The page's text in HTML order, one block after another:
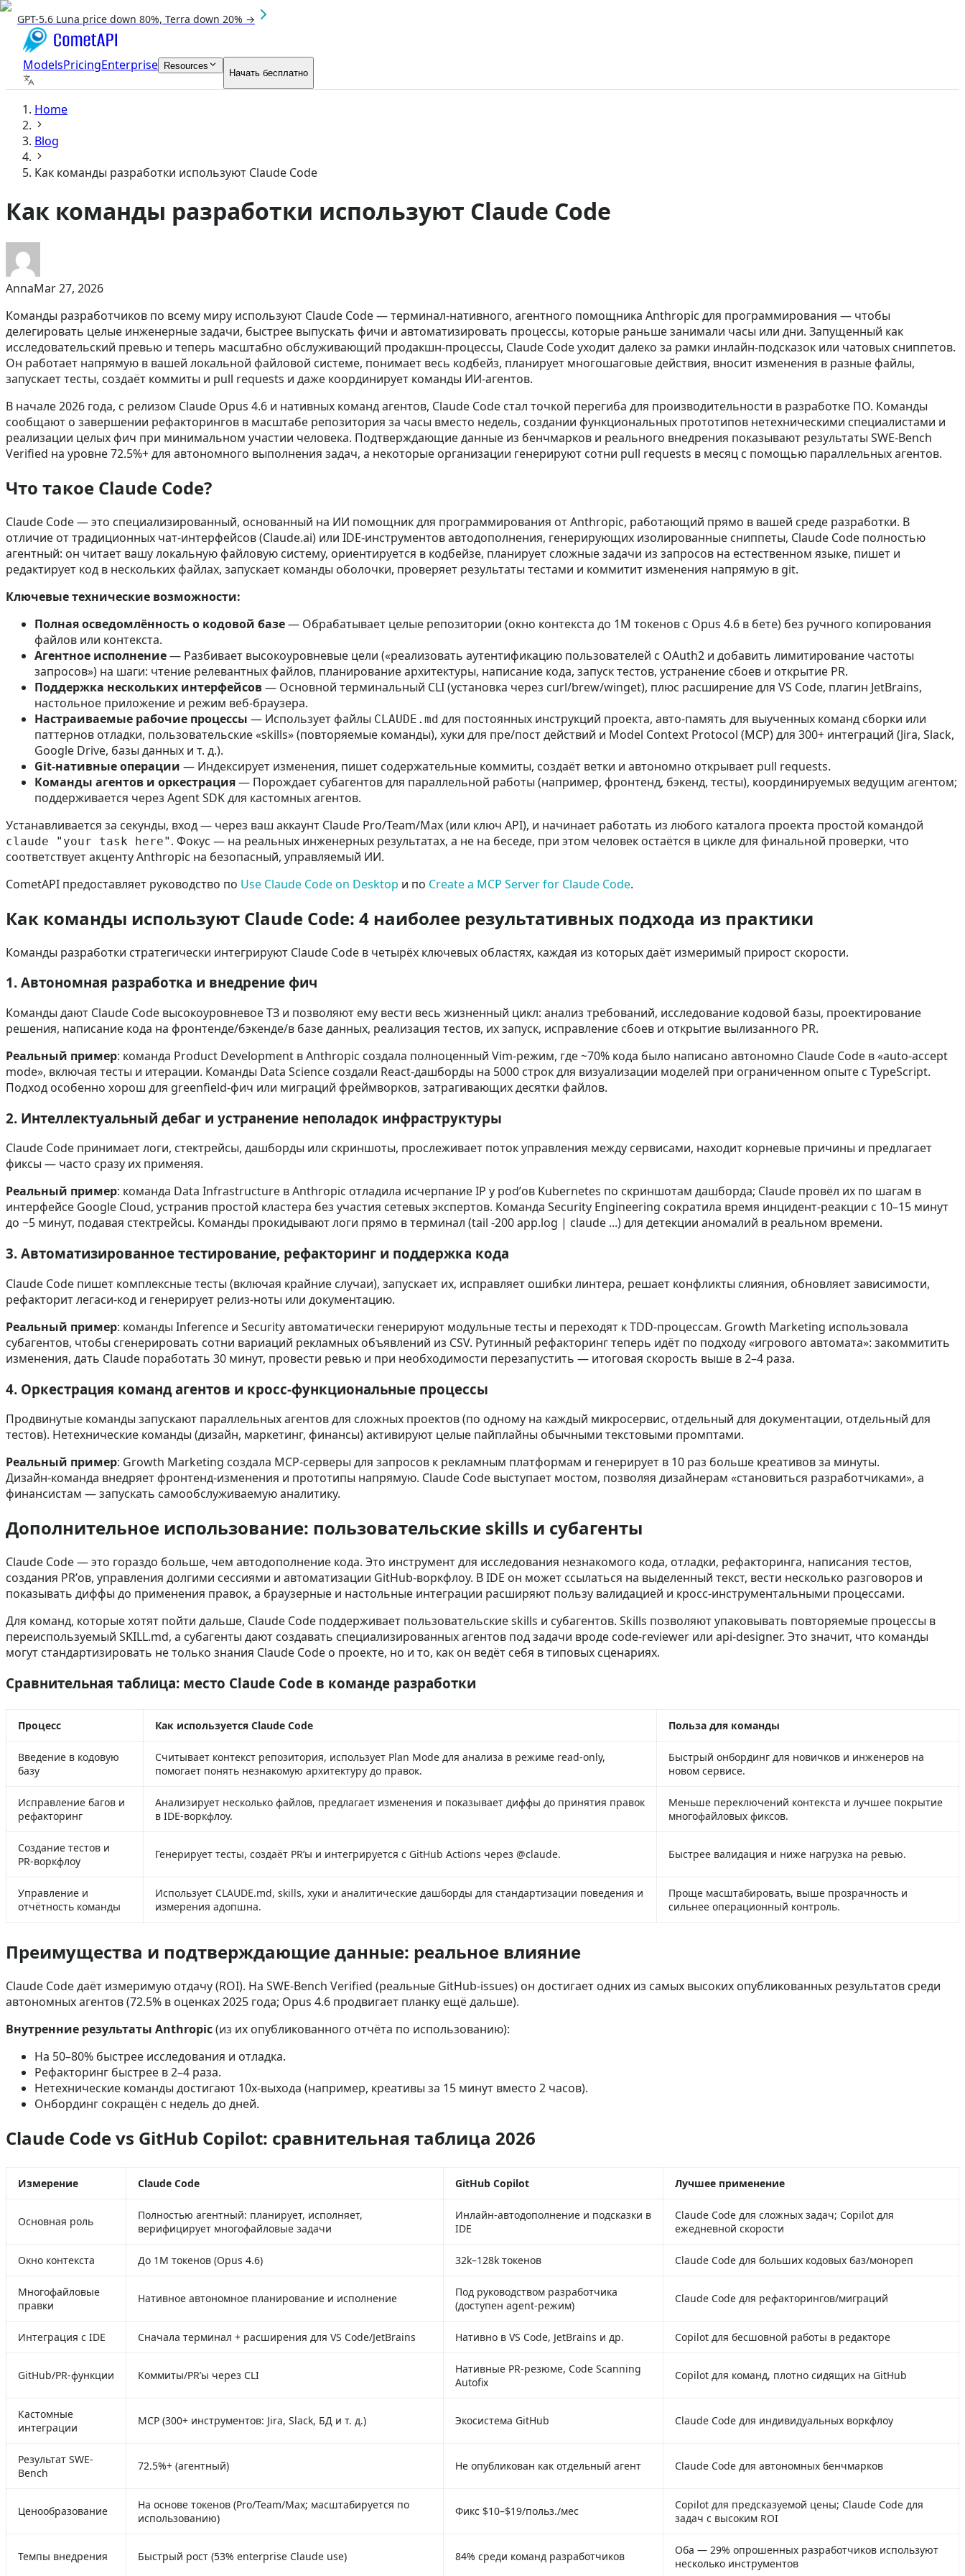
GPT-5.6 Luna price down 80%, Terra down 20% →
ModelsPricingEnterprise Resources
Начать бесплатно
Home
Blog
Как команды разработки используют Claude Code
Как команды разработки используют Claude Code
AnnaMar 27, 2026
Команды разработчиков по всему миру используют Claude Code — терминал-нативного, агентного помощника Anthropic для программирования — чтобы
делегировать целые инженерные задачи, быстрее выпускать фичи и автоматизировать процессы, которые раньше занимали часы или дни. Запущенный как
исследовательский превью и теперь масштабно обслуживающий продакшн‑процессы, Claude Code уходит далеко за рамки инлайн‑подсказок или чатовых сниппетов.
Он работает напрямую в вашей локальной файловой системе, понимает весь кодбейз, планирует многошаговые действия, вносит изменения в разные файлы,
запускает тесты, создаёт коммиты и pull requests и даже координирует команды ИИ‑агентов.
В начале 2026 года, с релизом Claude Opus 4.6 и нативных команд агентов, Claude Code стал точкой перегиба для производительности в разработке ПО. Команды
сообщают о завершении рефакторингов в масштабе репозитория за часы вместо недель, создании функциональных прототипов нетехническими специалистами и
реализации целых фич при минимальном участии человека. Подтверждающие данные из бенчмарков и реального внедрения показывают результаты SWE-Bench
Verified на уровне 72.5%+ для автономного выполнения задач, а некоторые организации генерируют сотни pull requests в месяц с помощью параллельных агентов.
Что такое Claude Code?
Claude Code — это специализированный, основанный на ИИ помощник для программирования от Anthropic, работающий прямо в вашей среде разработки. В
отличие от традиционных чат‑интерфейсов (Claude.ai) или IDE‑инструментов автодополнения, генерирующих изолированные сниппеты, Claude Code полностью
агентный: он читает вашу локальную файловую систему, ориентируется в кодбейзе, планирует сложные задачи из запросов на естественном языке, пишет и
редактирует код в нескольких файлах, запускает команды оболочки, проверяет результаты тестами и коммитит изменения напрямую в git.
Ключевые технические возможности:
Полная осведомлённость о кодовой базе— Обрабатывает целые репозитории (окно контекста до 1M токенов с Opus 4.6 в бете) без ручного копирования
файлов или контекста.
Агентное исполнение— Разбивает высокоуровневые цели («реализовать аутентификацию пользователей с OAuth2 и добавить лимитирование частоты
запросов») на шаги: чтение релевантных файлов, планирование архитектуры, написание кода, запуск тестов, устранение сбоев и открытие PR.
Поддержка нескольких интерфейсов— Основной терминальный CLI (установка через curl/brew/winget), плюс расширение для VS Code, плагин JetBrains,
настольное приложение и режим веб‑браузера.
Настраиваемые рабочие процессы — Использует файлы CLAUDE.md для постоянных инструкций проекта, авто‑память для выученных команд сборки или
паттернов отладки, пользовательские «skills» (повторяемые команды), хуки для пре/пост действий и Model Context Protocol (MCP) для 300+ интеграций (Jira, Slack,
Google Drive, базы данных и т. д.).
Git‑нативные операции — Индексирует изменения, пишет содержательные коммиты, создаёт ветки и автономно открывает pull requests.
Команды агентов и оркестрация— Порождает субагентов для параллельной работы (например, фронтенд, бэкенд, тесты), координируемых ведущим агентом;
поддерживается через Agent SDK для кастомных агентов.
Устанавливается за секунды, вход — через ваш аккаунт Claude Pro/Team/Max (или ключ API), и начинает работать из любого каталога проекта простой командой
claude "your task here" . Фокус — на реальных инженерных результатах, а не на беседе, при этом человек остаётся в цикле для финальной проверки, что
соответствует акценту Anthropic на безопасный, управляемый ИИ.
CometAPI предоставляет руководство по Use Claude Code on Desktop и по Create a MCP Server for Claude Code.
Как команды используют Claude Code: 4 наиболее результативных подхода из практики
Команды разработки стратегически интегрируют Claude Code в четырёх ключевых областях, каждая из которых даёт измеримый прирост скорости.
1. Автономная разработка и внедрение фич
Команды дают Claude Code высокоуровневое ТЗ и позволяют ему вести весь жизненный цикл: анализ требований, исследование кодовой базы, проектирование
решения, написание кода на фронтенде/бэкенде/в базе данных, реализация тестов, их запуск, исправление сбоев и открытие вылизанного PR.
Реальный пример: команда Product Development в Anthropic создала полноценный Vim‑режим, где ~70% кода было написано автономно Claude Code в «auto-accept
mode», включая тесты и итерации. Команды Data Science создали React‑дашборды на 5000 строк для визуализации моделей при ограниченном опыте с TypeScript.
Подход особенно хорош для greenfield‑фич или миграций фреймворков, затрагивающих десятки файлов.
2. Интеллектуальный дебаг и устранение неполадок инфраструктуры
Claude Code принимает логи, стектрейсы, дашборды или скриншоты, прослеживает поток управления между сервисами, находит корневые причины и предлагает
фиксы — часто сразу их применяя.
Реальный пример: команда Data Infrastructure в Anthropic отладила исчерпание IP у pod’ов Kubernetes по скриншотам дашборда; Claude провёл их по шагам в
интерфейсе Google Cloud, устранив простой кластера без участия сетевых экспертов. Команда Security Engineering сократила время инцидент‑реакции с 10–15 минут
до ~5 минут, подавая стектрейсы. Команды прокидывают логи прямо в терминал (tail -200 app.log | claude ...) для детекции аномалий в реальном времени.
3. Автоматизированное тестирование, рефакторинг и поддержка кода
Claude Code пишет комплексные тесты (включая крайние случаи), запускает их, исправляет ошибки линтера, решает конфликты слияния, обновляет зависимости,
рефакторит легаси‑код и генерирует релиз‑ноты или документацию.
Реальный пример: команды Inference и Security автоматически генерируют модульные тесты и переходят к TDD‑процессам. Growth Marketing использовала
субагентов, чтобы сгенерировать сотни вариаций рекламных объявлений из CSV. Рутинный рефакторинг теперь идёт по подходу «игрового автомата»: закоммитить
изменения, дать Claude поработать 30 минут, провести ревью и при необходимости перезапустить — итоговая скорость выше в 2–4 раза.
4. Оркестрация команд агентов и кросс‑функциональные процессы
Продвинутые команды запускают параллельных агентов для сложных проектов (по одному на каждый микросервис, отдельный для документации, отдельный для
тестов). Нетехнические команды (дизайн, маркетинг, финансы) активируют целые пайплайны обычными текстовыми промптами.
Реальный пример: Growth Marketing создала MCP‑серверы для запросов к рекламным платформам и генерирует в 10 раз больше креативов за минуты.
Дизайн‑команда внедряет фронтенд‑изменения и прототипы напрямую. Claude Code выступает мостом, позволяя дизайнерам «становиться разработчиками», а
финансистам — запускать самообслуживаемую аналитику.
Дополнительное использование: пользовательские skills и субагенты
Claude Code — это гораздо больше, чем автодополнение кода. Это инструмент для исследования незнакомого кода, отладки, рефакторинга, написания тестов,
создания PR’ов, управления долгими сессиями и автоматизации GitHub‑воркфлоу. В IDE он может ссылаться на выделенный текст, вести несколько разговоров и
показывать диффы до применения правок, а браузерные и настольные интеграции расширяют пользу валидацией и кросс‑инструментальными процессами.
Для команд, которые хотят пойти дальше, Claude Code поддерживает пользовательские skills и субагентов. Skills позволяют упаковывать повторяемые процессы в
переиспользуемый SKILL.md, а субагенты дают создавать специализированных агентов под задачи вроде code-reviewer или api-designer. Это значит, что команды
могут стандартизировать не только знания Claude Code о проекте, но и то, как он ведёт себя в типовых сценариях.
Сравнительная таблица: место Claude Code в команде разработки
Процесс Как используется Claude Code Польза для команды
Введение в кодовую
базу
Считывает контекст репозитория, использует Plan Mode для анализа в режиме read-only,
помогает понять незнакомую архитектуру до правок.
Быстрый онбординг для новичков и инженеров на
новом сервисе.
Исправление багов и
рефакторинг
Анализирует несколько файлов, предлагает изменения и показывает диффы до принятия правок
в IDE‑воркфлоу.
Меньше переключений контекста и лучшее покрытие
многофайловых фиксов.
Создание тестов и
PR‑воркфлоу
Генерирует тесты, создаёт PR’ы и интегрируется с GitHub Actions через @claude. Быстрее валидация и ниже нагрузка на ревью.
Управление и
отчётность команды
Использует CLAUDE.md, skills, хуки и аналитические дашборды для стандартизации поведения и
измерения адопшна.
Проще масштабировать, выше прозрачность и
сильнее операционный контроль.
Преимущества и подтверждающие данные: реальное влияние
Claude Code даёт измеримую отдачу (ROI). На SWE-Bench Verified (реальные GitHub‑issues) он достигает одних из самых высоких опубликованных результатов среди
автономных агентов (72.5% в оценках 2025 года; Opus 4.6 продвигает планку ещё дальше).
Внутренние результаты Anthropic(из их опубликованного отчёта по использованию):
На 50–80% быстрее исследования и отладка.
Рефакторинг быстрее в 2–4 раза.
Нетехнические команды достигают 10x‑выхода (например, креативы за 15 минут вместо 2 часов).
Онбординг сокращён с недель до дней.
Claude Code vs GitHub Copilot: сравнительная таблица 2026
Измерение Claude Code GitHub Copilot Лучшее применение
Основная роль
Полностью агентный: планирует, исполняет,
верифицирует многофайловые задачи
Инлайн‑автодополнение и подсказки в
IDE
Claude Code для сложных задач; Copilot для
ежедневной скорости
Окно контекста До 1M токенов (Opus 4.6) 32k–128k токенов Claude Code для больших кодовых баз/монореп
Многофайловые
правки
Нативное автономное планирование и исполнение
Под руководством разработчика
(доступен agent‑режим)
Claude Code для рефакторингов/миграций
Интеграция с IDE Сначала терминал + расширения для VS Code/JetBrains Нативно в VS Code, JetBrains и др. Copilot для бесшовной работы в редакторе
GitHub/PR‑функции Коммиты/PR’ы через CLI
Нативные PR‑резюме, Code Scanning
Autofix
Copilot для команд, плотно сидящих на GitHub
Кастомные
интеграции
MCP (300+ инструментов: Jira, Slack, БД и т. д.) Экосистема GitHub Claude Code для индивидуальных воркфлоу
Результат SWE-
Bench
72.5%+ (агентный) Не опубликован как отдельный агент Claude Code для автономных бенчмарков
Ценообразование
На основе токенов (Pro/Team/Max; масштабируется по
использованию)
Фикс $10–$19/польз./мес
Copilot для предсказуемой цены; Claude Code для
задач с высоким ROI
Темпы внедрения Быстрый рост (53% enterprise Claude use) 84% среди команд разработчиков
Оба — 29% опрошенных разработчиков используют
несколько инструментов